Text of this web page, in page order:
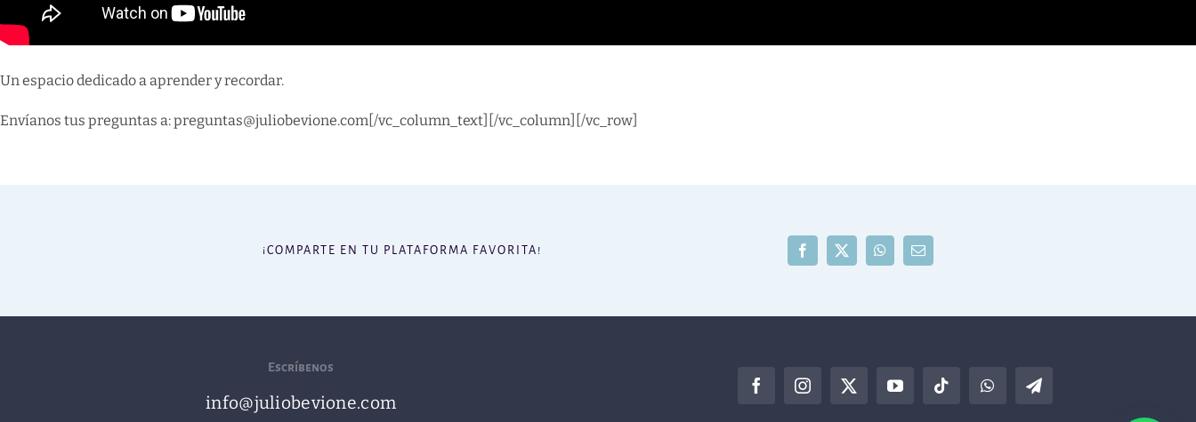
Un espacio dedicado a aprender y recordar.
Envíanos tus preguntas a: preguntas@juliobevione.com[/vc_column_text][/vc_column][/vc_row]
¡COMPARTE EN TU PLATAFORMA FAVORITA! Facebook
X WhatsAppCorreo
electrónico
Escríbenos
info@juliobevione.com